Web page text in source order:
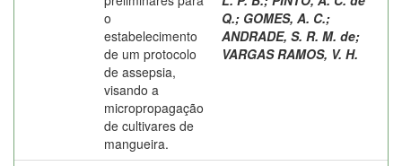
o
estabelecimento
de um protocolo
de assepsia,
visando a
micropropagação
de cultivares de
mangueira.
Q.; GOMES, A. C.;
ANDRADE, S. R. M. de;
VARGAS RAMOS, V. H.